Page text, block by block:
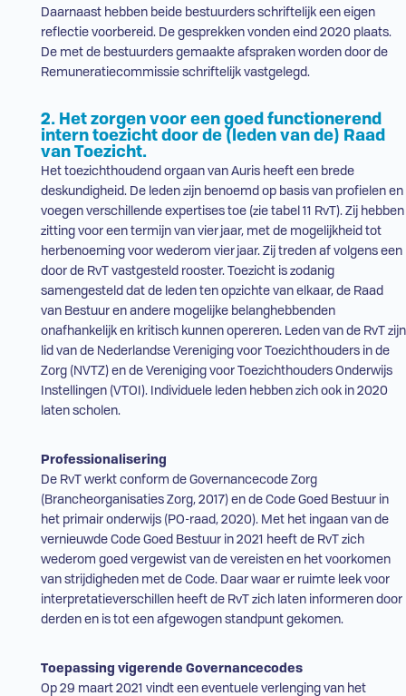
Daarnaast hebben beide bestuurders schriftelijk een eigen
reflectie voorbereid. De gesprekken vonden eind 2020 plaats.
De met de bestuurders gemaakte afspraken worden door de
Remuneratiecommissie schriftelijk vastgelegd.
2. Het zorgen voor een goed functionerend
intern toezicht door de (leden van de) Raad
van Toezicht.
Het toezichthoudend orgaan van Auris heeft een brede
deskundigheid. De leden zijn benoemd op basis van profielen en
voegen verschillende expertises toe (zie tabel 11 RvT). Zij hebben
zitting voor een termijn van vier jaar, met de mogelijkheid tot
herbenoeming voor wederom vier jaar. Zij treden af volgens een
door de RvTvastgesteld rooster. Toezicht is zodanig
samengesteld dat de leden ten opzichte van elkaar, de Raad
van Bestuur en andere mogelijke belanghebbenden
onafhankelijk en kritisch kunnen opereren. Leden van de RvTzijn
lid van de Nederlandse Vereniging voor Toezichthouders in de
Zorg ( NVTZ) en de Vereniging voor Toezichthouders Onderwijs
Instellingen (VTOI ). Individuele leden hebben zich ook in 2020
laten scholen.
Professionalisering
De RvTwerkt conform de Governancecode Zorg
(Brancheorganisaties Zorg, 2017) en de Code Goed Bestuur in
het primair onderwijs ( PO-raad, 2020). Met het ingaan van de
vernieuwde Code Goed Bestuur in 2021 heeft de RvTzich
wederom goed vergewist van de vereisten en het voorkomen
van strijdigheden met de Code. Daar waar er ruimte leek voor
interpretatieverschillen heeft de RvTzich laten informeren door
derden en is tot een afgewogen standpunt gekomen.
Toepassing vigerende Governancecodes
Op 29 maart 2021 vindt een eventuele verlenging van het